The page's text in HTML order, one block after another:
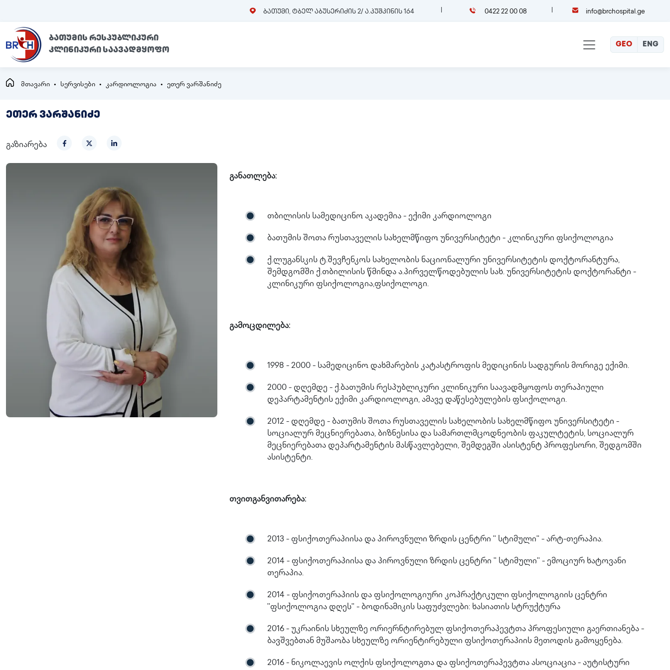
ბათუმი, ტბელ აბუსერიძის 2/ ა.პუშკინის 164 0422 22 00 08 info@brchospital.ge
ბათუმის რესპუბლიკური
კლინიკური საავადმყოფო
GEO ENG
მთავარი სერვისები კარდიოლოგია ეთერ ვარშანიძე
ეთერ ვარშანიძე
გაზიარება
განათლება:
თბილისის სამედიცინო აკადემია - ექიმი კარდიოლოგი
ბათუმის შოთა რუსთაველის სახელმწიფო უნივერსიტეტი - კლინიკური ფსიქოლოგია
ქ.ლუგანსკის ტ.შევჩენკოს სახელობის ნაციონალური უნივერსიტეტის დოქტორანტურა,
შემდგომში ქ.თბილისის წმინდა ა.პირველწოდებულის სახ. უნივერსიტეტის დოქტორანტი -
კლინიკური ფსიქოლოგია,ფსიქოლოგი.
გამოცდილება:
1998 - 2000 - სამედიცინო დახმარების კატასტროფის მედიცინის სადგურის მორიგე ექიმი.
2000 - დღემდე - ქ.ბათუმის რესპუბლიკური კლინიკური საავადმყოფოს თერაპიული
დეპარტამენტის ექიმი კარდიოლოგი, ამავე დაწესებულების ფსიქოლოგი.
2012 - დღემდე - ბათუმის შოთა რუსთაველის სახელობის სახელმწიფო უნივერსიტეტი -
სოციალურ მეცნიერებათა, ბიზნესისა და სამართლმცოდნეობის ფაკულტეტის, სოციალურ
მეცნიერებათა დეპარტამენტის მასწავლებელი, შემდეგში ასისტენტ პროფესორი, შედგომში
ასისტენტი.
თვითგანვითარება:
2013 - ფსიქოთერაპიისა და პიროვნული ზრდის ცენტრი '' სტიმული'' - არტ-თერაპია.
2014 - ფსიქოთერაპიისა და პიროვნული ზრდის ცენტრი '' სტიმული'' - ემოციურ ხატოვანი
თერაპია.
2014 - ფსიქოთერაპიის და ფსიქოლოგიური კოპრაქტიკული ფსიქოლოგიის ცენტრი
''ფსიქოლოგია დღეს'' - ბოდინამიკის საფუძვლები: ხასიათის სტრუქტურა
2016 - უკრაინის სხეულზე ორიერნტირებულ ფსიქოთერაპევტთა პროფესიული გაერთიანება -
ბავშვებთან მუშაობა სხეულზე ორიენტირებული ფსიქოთერაპიის მეთოდის გამოყენება.
2016 - ნიკოლაევის ოლქის ფსიქოლოგთა და ფსიქოთერაპევტთა ასოციაცია - აუტისტური